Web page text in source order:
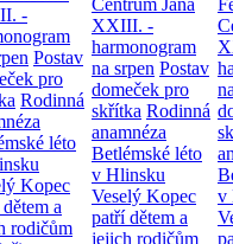
-
Postav
pro
Rodinná
léto
Kopec
a
rodičům
XXIII. -
harmonogram
na srpen Postav
domeček pro
skřítka Rodinná
anamnéza
Betlémské léto
v Hlinsku
Veselý Kopec
patří dětem a
jejich rodičům
v